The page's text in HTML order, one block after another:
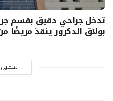
تدخل جراحي دقيق بقسم
بولاق الدكرور ينقذ مريضًا